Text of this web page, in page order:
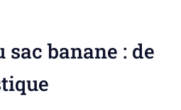
sac banane : de